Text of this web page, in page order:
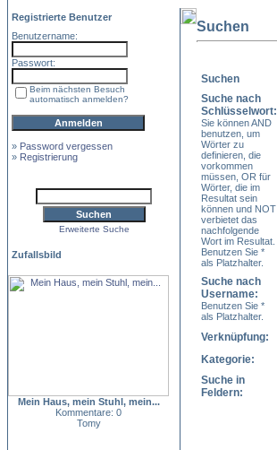
Registrierte Benutzer
Benutzername:
Passwort:
Beim nächsten Besuch
automatisch anmelden?
» Password vergessen
» Registrierung
Erweiterte Suche
Zufallsbild
Mein Haus, mein Stuhl, mein...
Kommentare: 0
Tomy
Suchen
Suchen
Suche nach
Schlüsselwort:
Sie können AND
benutzen, um
Wörter zu
definieren, die
vorkommen
müssen, OR für
Wörter, die im
Resultat sein
können und NOT
verbietet das
nachfolgende
Wort im Resultat.
Benutzen Sie *
als Platzhalter.
Suche nach
Username:
Benutzen Sie *
als Platzhalter.
Verknüpfung:
Kategorie:
Suche in
Feldern: